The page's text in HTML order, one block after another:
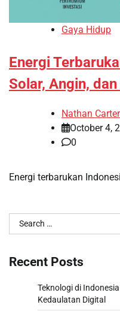
Gaya Hidup
Energi
Solar, Angin,
Nathan Carter
October 4,
0
Energi terbarukan
Search
for:
Recent Posts
Teknologi di
Kedaulatan Digital